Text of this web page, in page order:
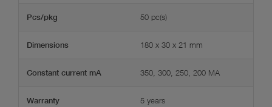
Pcs/pkg 50 pc(s)
Dimensions 180 x 30 x 21 mm
Constant current mA 350, 300, 250, 200 MA
Warranty 5 years